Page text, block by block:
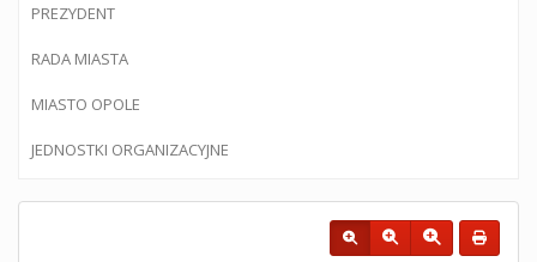
PREZYDENT
RADA MIASTA
MIASTO OPOLE
JEDNOSTKI ORGANIZACYJNE